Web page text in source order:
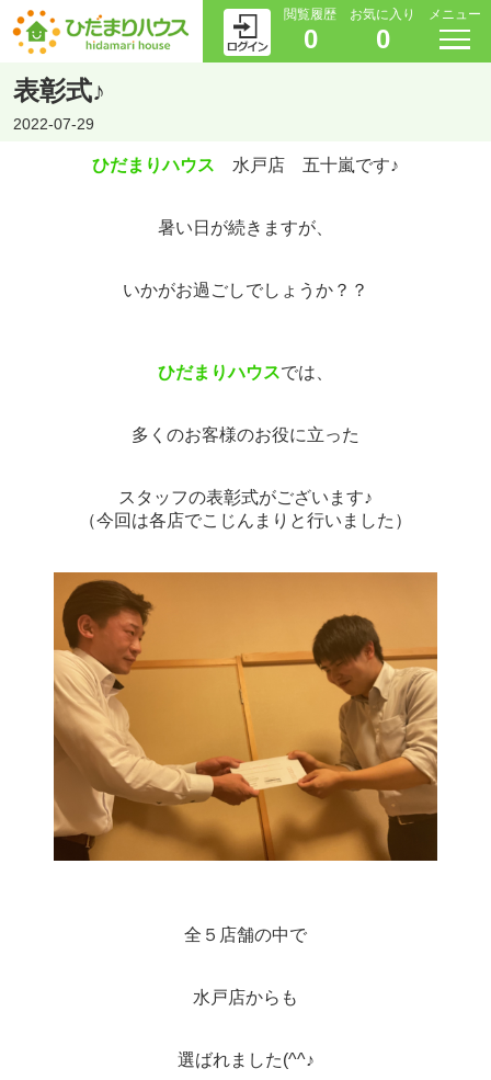
閲覧履歴
0
お気に入り
0
メニュー
表彰式♪
2022-07-29
ひだまりハウス 水戸店 五十嵐です♪
暑い日が続きますが、
いかがお過ごしでしょうか？？
ひだまりハウスでは、
多くのお客様のお役に立った
スタッフの表彰式がございます♪
（今回は各店でこじんまりと行いました）
全５店舗の中で
水戸店からも
選ばれました(^^♪